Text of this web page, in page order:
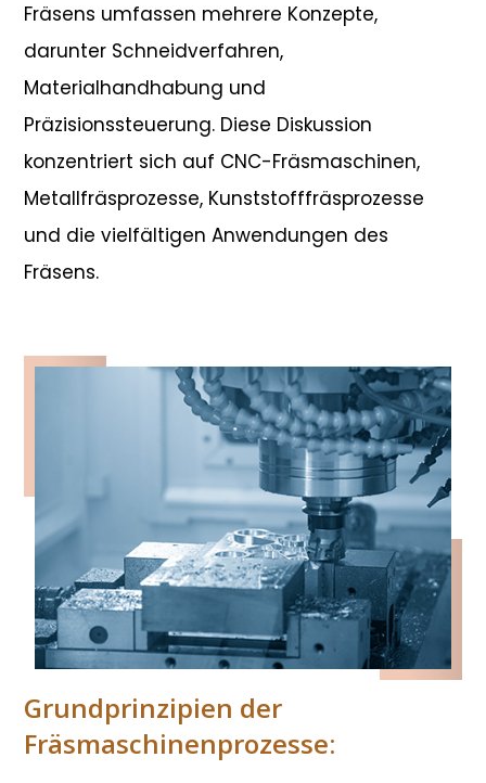
Fräsens umfassen mehrere Konzepte,
darunter Schneidverfahren,
Materialhandhabung und
Präzisionssteuerung. Diese Diskussion
konzentriert sich auf CNC-Fräsmaschinen,
Metallfräsprozesse, Kunststofffräsprozesse
und die vielfältigen Anwendungen des
Fräsens.
Grundprinzipien der
Fräsmaschinenprozesse: